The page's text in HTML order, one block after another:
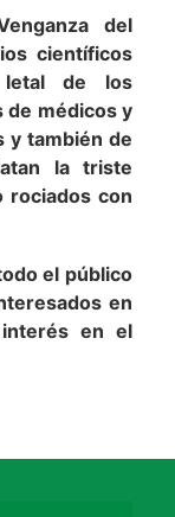
del
científicos
letal de los
de médicos y
y también de
la triste
rociados con
el público
en
en el